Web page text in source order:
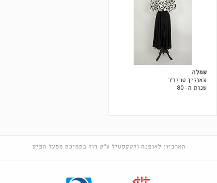
שמלה
פאולין טריז'ר
שנות ה-80
הארכיון לאופנה ולטקסטיל ע"ש רוז בתמיכת מפעל הפיס